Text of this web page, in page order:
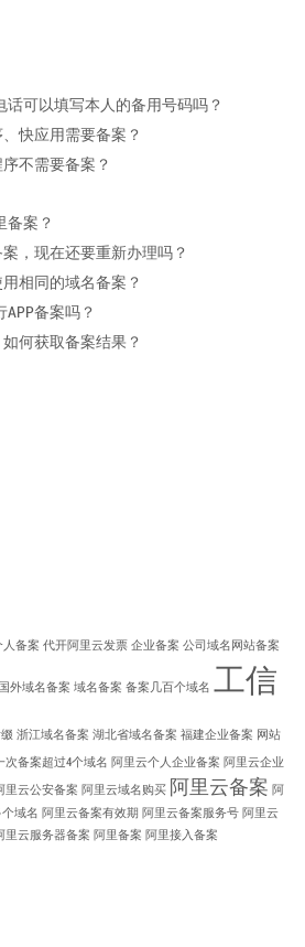
可以填写本人的备用号码吗？
快应用需要备案？
不需要备案？
备案？
，现在还要重新办理吗？
相同的域名备案？
备案吗？
何获取备案结果？
人备案 代开阿里云发票 企业备案 公司域名网站备案
国外域名备案 域名备案 备案几百个域名 工信
浙江域名备案 湖北省域名备案 福建企业备案 网站
次备案超过4个域名 阿里云个人企业备案 阿里云企业
里云公安备案 阿里云域名购买 阿里云备案 阿
域名 阿里云备案有效期 阿里云备案服务号 阿里云
里云服务器备案 阿里备案 阿里接入备案